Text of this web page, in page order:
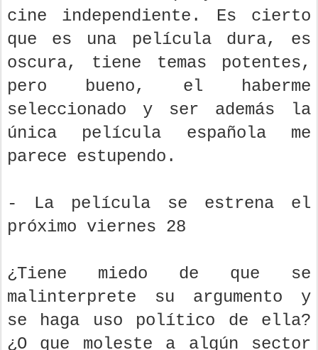
cine independiente. Es cierto
que es una película dura, es
oscura, tiene temas potentes,
pero bueno, el haberme
seleccionado y ser además la
única película española me
parece estupendo.
- La película se estrena el
próximo viernes 28
¿Tiene miedo de que se
malinterprete su argumento y
se haga uso político de ella?
¿O que moleste a algún sector